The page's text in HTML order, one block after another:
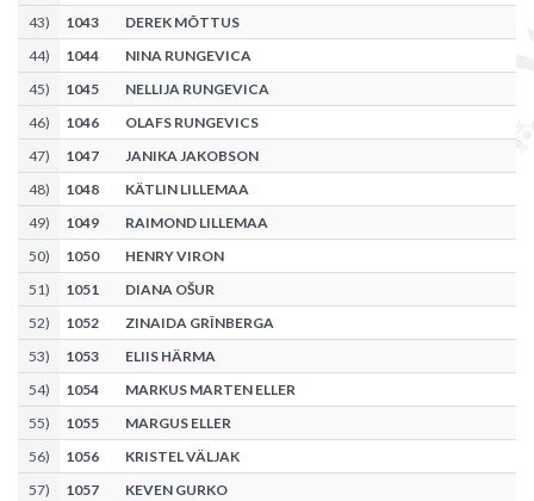
43) 1043
DEREK MÕTTUS
44) 1044
NINA RUNGEVICA
45) 1045
NELLIJA RUNGEVICA
46) 1046
OLAFS RUNGEVICS
47) 1047
JANIKA JAKOBSON
48) 1048
KÄTLIN LILLEMAA
49) 1049
RAIMOND LILLEMAA
50) 1050
HENRY VIRON
51) 1051
DIANA OŠUR
52) 1052
ZINAIDA GRÎNBERGA
53) 1053
ELIIS HÄRMA
54) 1054
MARKUS MARTEN ELLER
55) 1055
MARGUS ELLER
56) 1056
KRISTEL VÄLJAK
57) 1057
KEVEN GURKO